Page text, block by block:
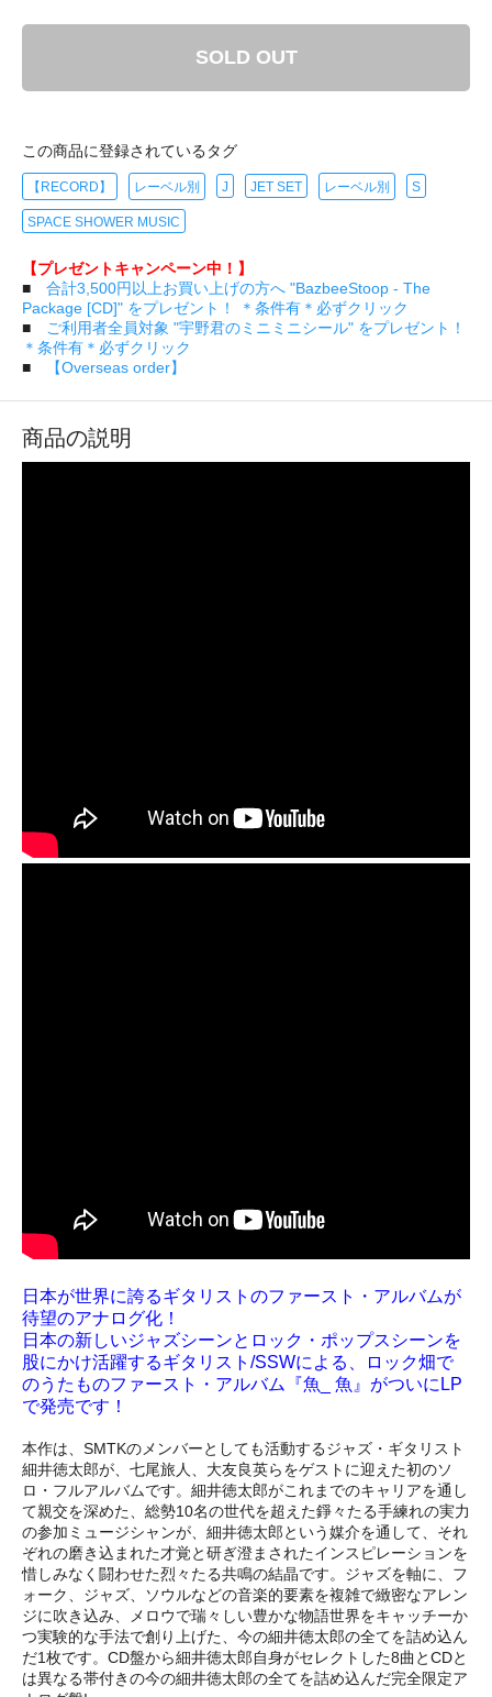
SOLD OUT
この商品に登録されているタグ
【RECORD】 レーベル別 J JET SET レーベル別 S
SPACE SHOWER MUSIC
【プレゼントキャンペーン中！】
■ 合計3,500円以上お買い上げの方へ "BazbeeStoop - The
Package [CD]" をプレゼント！ ＊条件有＊必ずクリック
■
ご利用者全員対象 "宇野君のミニミニシール" をプレゼント！
＊条件有＊必ずクリック
■
【Overseas order】
商品の説明
日本が世界に誇るギタリストのファースト・アルバムが
待望のアナログ化！
日本の新しいジャズシーンとロック・ポップスシーンを
股にかけ活躍するギタリスト/SSWによる、ロック畑で
のうたものファースト・アルバム『魚_ 魚』がついにLP
で発売です！
本作は、SMTKのメンバーとしても活動するジャズ・ギタリスト
細井徳太郎が、七尾旅人、大友良英らをゲストに迎えた初のソ
ロ・フルアルバムです。細井徳太郎がこれまでのキャリアを通し
て親交を深めた、総勢10名の世代を超えた錚々たる手練れの実力
の参加ミュージシャンが、細井徳太郎という媒介を通して、それ
ぞれの磨き込まれた才覚と研ぎ澄まされたインスピレーションを
惜しみなく闘わせた烈々たる共鳴の結晶です。ジャズを軸に、フ
ォーク、ジャズ、ソウルなどの音楽的要素を複雑で緻密なアレン
ジに吹き込み、メロウで瑞々しい豊かな物語世界をキャッチーか
つ実験的な手法で創り上げた、今の細井徳太郎の全てを詰め込ん
だ1枚です。CD盤から細井徳太郎自身がセレクトした8曲とCDと
は異なる帯付きの今の細井徳太郎の全てを詰め込んだ完全限定ア